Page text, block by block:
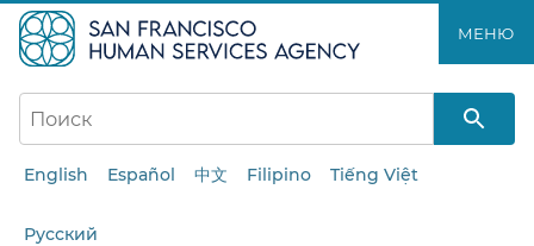
к
основному
содержанию​​
МЕНЮ​​
English Español 中文 Filipino Tiếng Việt
Русский